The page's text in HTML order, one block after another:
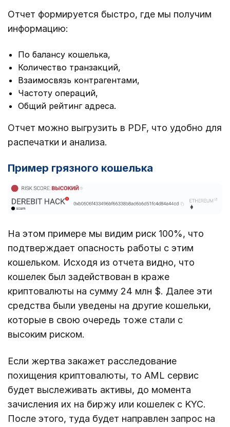
Отчет формируется быстро, где мы получим
информацию:
По балансу кошелька,
Количество транзакций,
Взаимосвязь контрагентами,
Частоту операций,
Общий рейтинг адреса.
Отчет можно выгрузить в PDF, что удобно для
распечатки и анализа.
Пример грязного кошелька
На этом примере мы видим риск 100%, что
подтверждает опасность работы с этим
кошельком. Исходя из отчета видно, что
кошелек был задействован в краже
криптовалюты на сумму 24 млн $. Далее эти
средства были уведены на другие кошельки,
которые в свою очередь тоже стали с
высоким риском.
Если жертва закажет расследование
похищения криптовалюты, то AML сервис
будет выслеживать активы, до момента
зачисления их на биржу или кошелек с KYC.
После этого, туда будет направлен запрос на